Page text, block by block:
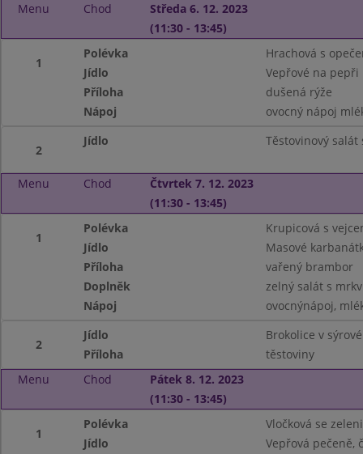
Menu Chod
Středa 6. 12. 2023
(11:30 - 13:45)
1
Polévka
Hrachová s
Jídlo
Vepřové na pepři
Příloha
dušená rýže
Nápoj
ovocný nápoj
2
Jídlo Těstovinový
Menu Chod
Čtvrtek 7. 12. 2023
(11:30 - 13:45)
1
Polévka
Krupicová s
Jídlo
Masové
Příloha
vařený brambor
Doplněk
zelný salát s
Nápoj
ovocnýnápoj,
2
Jídlo
Brokolice v
Příloha
těstoviny
Menu
Chod
Pátek 8. 12. 2023
(11:30 - 13:45)
1
Polévka
Vločková se
Jídlo
Vepřová pečeně,